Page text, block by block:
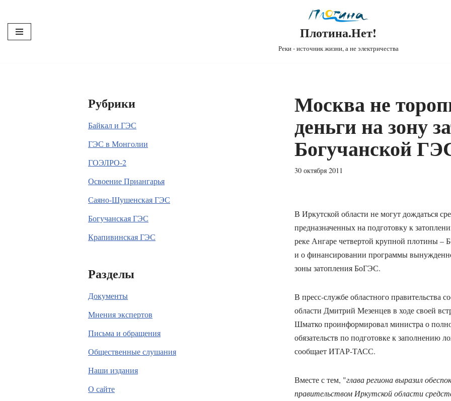
Перейти
к
Плотина.Нет!
Реки - источник жизни, а не электричества
Рубрики
Байкал и ГЭС
ГЭС в Монголии
ГОЭЛРО-2
Освоение Приангарья
Саяно-Шушенская ГЭС
Богучанская ГЭС
Крапивинская ГЭС
Разделы
Документы
Мнения экспертов
Письма и обращения
Общественные слушания
Наши издания
О сайте
Москва не
деньги на зону
Богучанской
30 октября 2011
В Иркутской области не могут дождаться
предназначенных на подготовку к
реке Ангаре четвертой крупной плотины –
и о финансировании программы
зоны затопления БоГЭС.
В пресс-службе областного правительства
области Дмитрий Мезенцев в ходе своей
Шматко проинформировал министра о
обязательств по подготовке к заполнению
сообщает ИТАР-ТАСС.
Вместе с тем, "глава региона выразил
правительством Иркутской области